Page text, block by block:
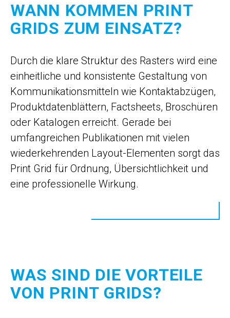
WANN KOMMEN PRINT
GRIDS ZUM EINSATZ?
Durch die klare Struktur des Rasters wird eine
einheitliche und konsistente Gestaltung von
Kommunikationsmitteln wie Kontaktabzügen,
Produktdatenblättern, Factsheets, Broschüren
oder Katalogen erreicht. Gerade bei
umfangreichen Publikationen mit vielen
wiederkehrenden Layout-Elementen sorgt das
Print Grid für Ordnung, Übersichtlichkeit und
eine professionelle Wirkung.
WAS SIND DIE VORTEILE
VON PRINT GRIDS?